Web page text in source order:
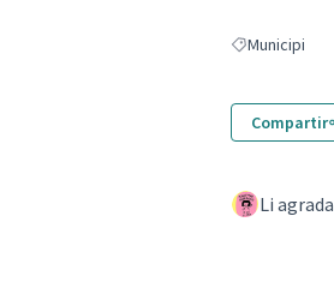
Resultats en
Municipi
Compartir
Li